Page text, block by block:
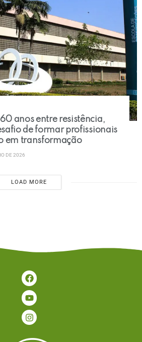
anos entre resistência,
de formar profissionais
em transformação
DE 2026
LOAD MORE